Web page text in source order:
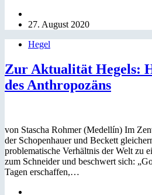
27. August 2020
Hegel
Zur Aktualität Hegels:
des Anthropozäns
von Stascha Rohmer (Medellín) Im
der Schopenhauer und Beckett
problematische Verhältnis der Welt zu
zum Schneider und beschwert sich:
Tagen erschaffen,…